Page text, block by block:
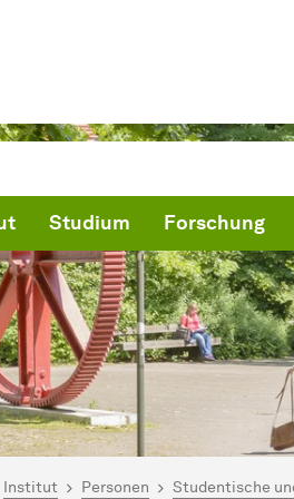
Studium Forschung
hier:
Institut Personen Studentische